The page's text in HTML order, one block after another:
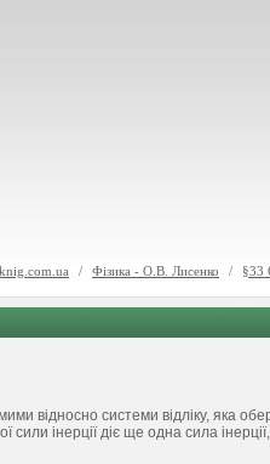
/ Фізика - О.В. Лисенко / §33
відносно системи відліку, яка
сили інерції діє ще одна сила